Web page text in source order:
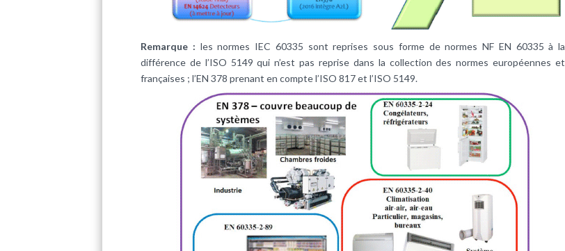
Remarque : les normes IEC 60335 sont reprises sous forme de normes NF EN 60335 à la
différence de l’ISO 5149 qui n’est pas reprise dans la collection des normes européennes et
françaises ; l’EN 378 prenant en compte l’ISO 817 et l’ISO 5149.